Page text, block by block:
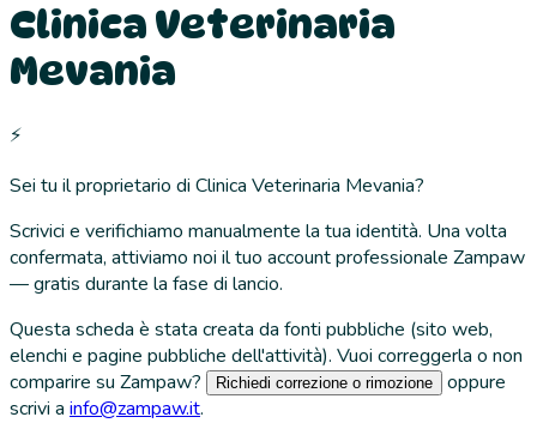
Clinica Veterinaria
Mevania
⚡
Sei tu il proprietario di Clinica Veterinaria Mevania?
Scrivici e verifichiamo manualmente la tua identità. Una volta
confermata, attiviamo noi il tuo account professionale Zampaw
— gratis durante la fase di lancio.
Questa scheda è stata creata da fonti pubbliche (sito web,
elenchi e pagine pubbliche dell'attività). Vuoi correggerla o non
comparire su Zampaw?
Richiedi correzione o rimozione
oppure
scrivi a info@zampaw.it.